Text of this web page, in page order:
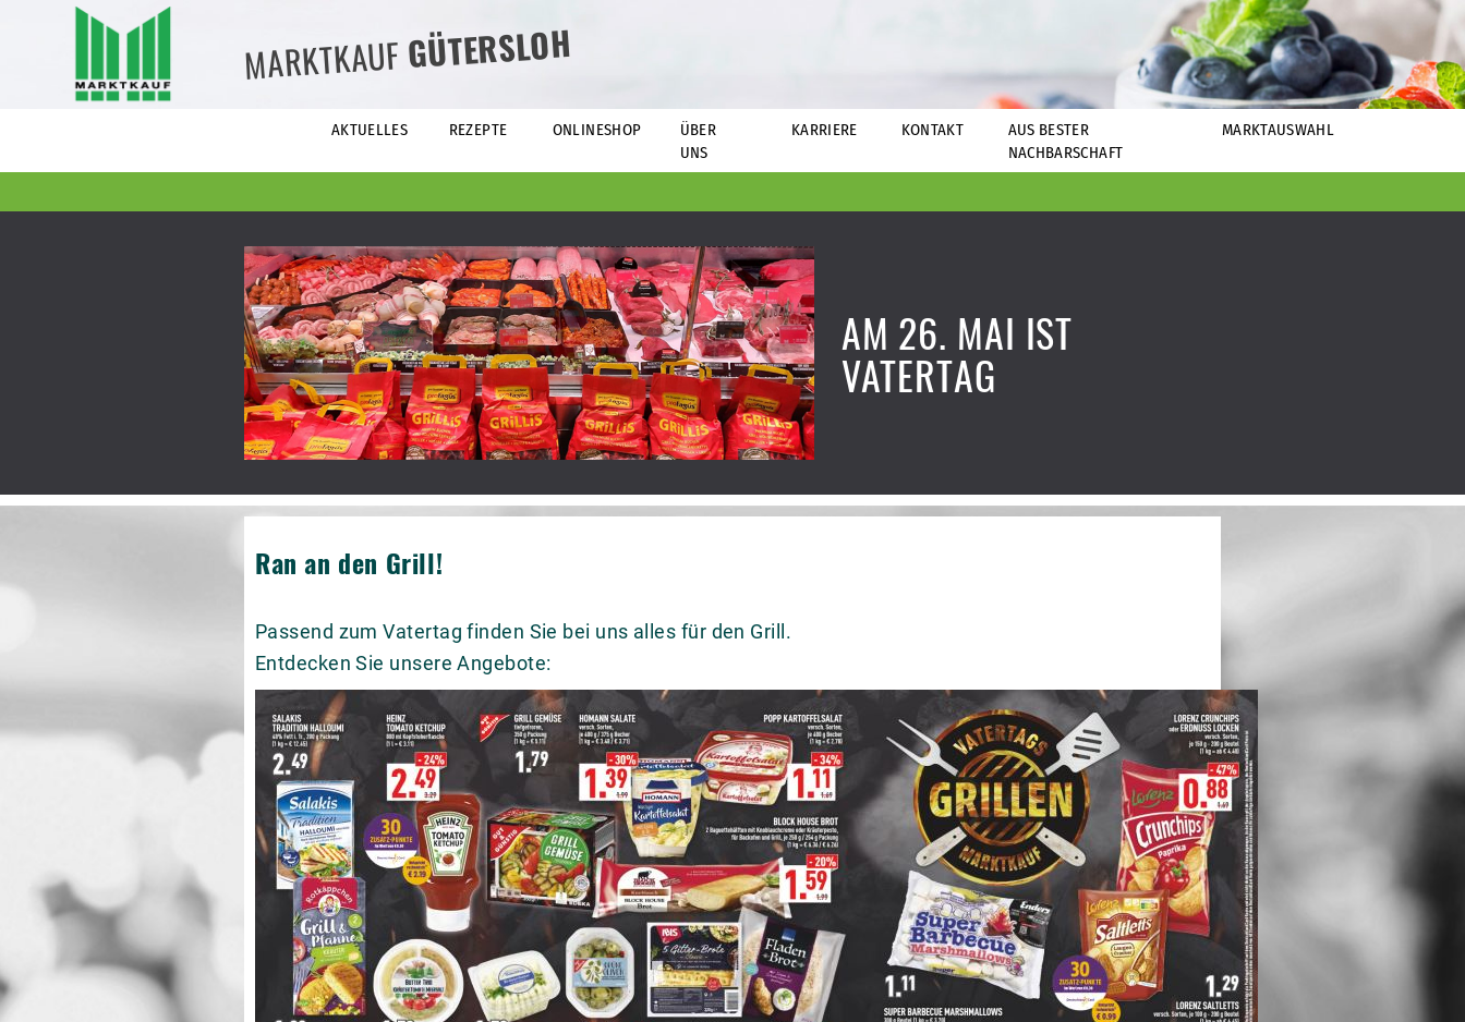
MARKTKAUFGÜTERSLOH
AKTUELLES REZEPTE ONLINESHOP
ÜBER
UNS
KARRIERE KONTAKT
AUS BESTER
NACHBARSCHAFT
MARKTAUSWAHL
AM 26. MAI IST
VATERTAG
Ran an den Grill!
Passend zum Vatertag finden Sie bei uns alles für den Grill.
Entdecken Sie unsere Angebote: